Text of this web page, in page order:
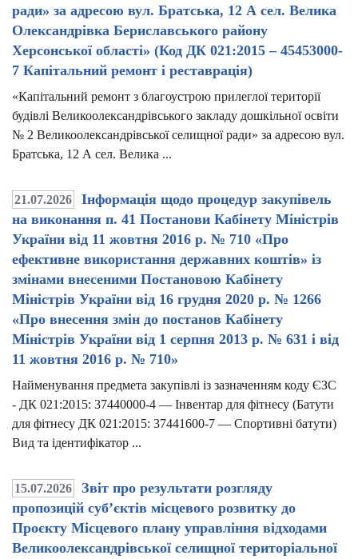
ради» за адресою вул. Братська, 12 А сел. Велика
Олександрівка Бериславського району
Херсонської області» (Код ДК 021:2015 – 45453000-
7 Капітальний ремонт і реставрація)
«Капітальний ремонт з благоустрою прилеглої території
будівлі Великоолександрівського закладу дошкільної освіти
№ 2 Великоолександрівської селищної ради» за адресою вул.
Братська, 12 А сел. Велика ...
21.07.2026
Інформація щодо процедур закупівель
на виконання п. 41 Постанови Кабінету Міністрів
України від 11 жовтня 2016 р. № 710 «Про
ефективне використання державних коштів» із
змінами внесеними Постановою Кабінету
Міністрів України від 16 грудня 2020 р. № 1266
«Про внесення змін до постанов Кабінету
Міністрів України від 1 серпня 2013 р. № 631 і від
11 жовтня 2016 р. № 710»
Найменування предмета закупівлі із зазначенням коду ЄЗС
- ДК 021:2015: 37440000-4 — Інвентар для фітнесу (Батути
для фітнесу ДК 021:2015: 37441600-7 — Спортивні батути)
Вид та ідентифікатор ...
15.07.2026
Звіт про результати розгляду
пропозицій суб’єктів місцевого розвитку до
Проєкту Місцевого плану управління відходами
Великоолександрівської селищної територіальної